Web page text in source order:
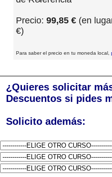
Precio: 99,85 € (en
€)
Para saber el precio en tu moneda local,
¿Quieres solicitar
Descuentos si pides
Solicito además: